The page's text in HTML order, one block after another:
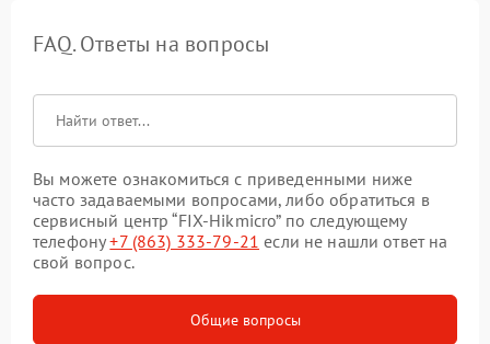
FAQ. Ответы на вопросы
Вы можете ознакомиться с приведенными ниже
часто задаваемыми вопросами, либо обратиться в
сервисный центр “FIX-Hikmicro” по следующему
телефону+7 (863) 333-79-21 если не нашли ответ на
свой вопрос.
Общие вопросы